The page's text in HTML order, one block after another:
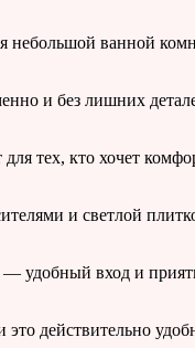
небольшой ванной
и без лишних
тех, кто хочет
и светлой
удобный вход и
действительно